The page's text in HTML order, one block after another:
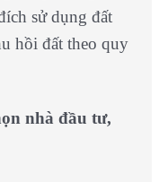
sử dụng đất
hồi đất theo quy
nhà đầu tư,